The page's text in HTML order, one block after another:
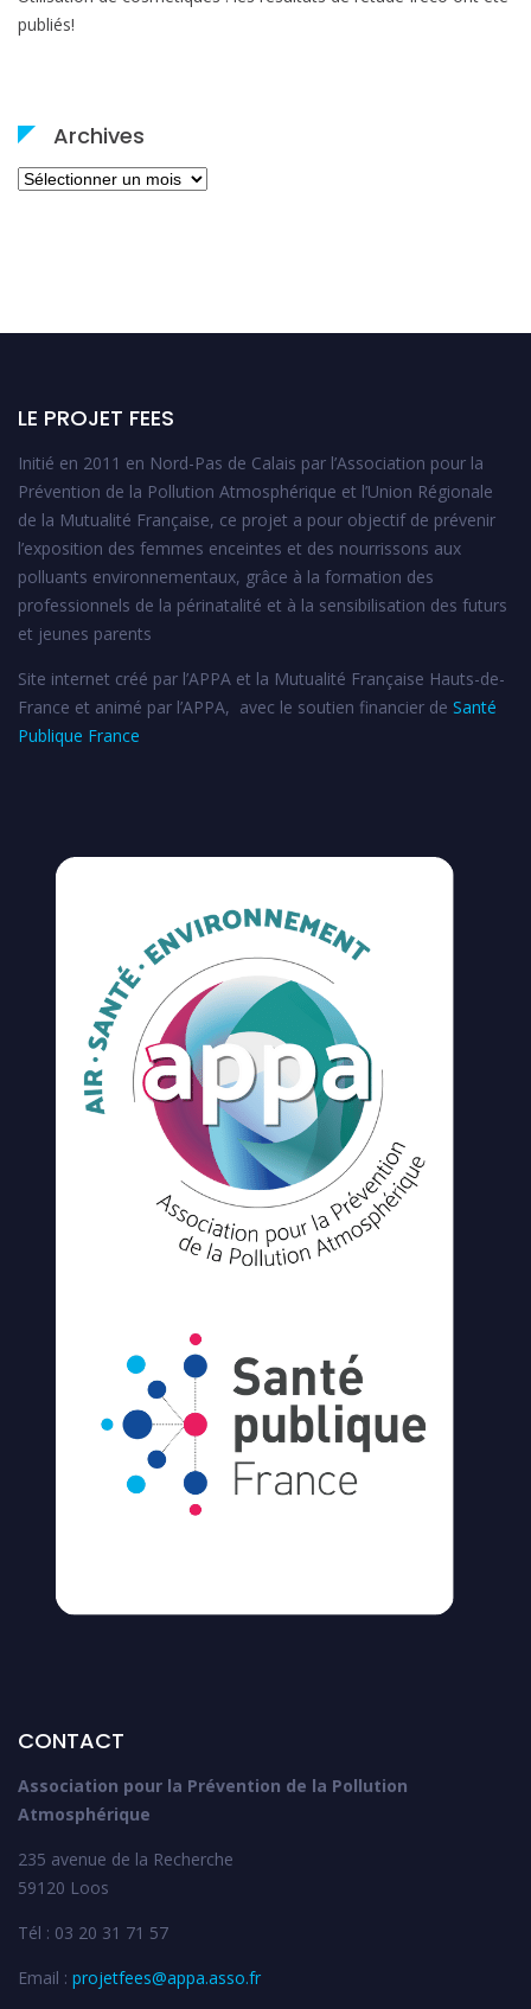
publiés!
Archives
Archives
LE PROJET FEES
Initié en 2011 en Nord-Pas de Calais par l’Association pour la
Prévention de la Pollution Atmosphérique et l’Union Régionale
de la Mutualité Française, ce projet a pour objectif de prévenir
l’exposition des femmes enceintes et des nourrissons aux
polluants environnementaux, grâce à la formation des
professionnels de la périnatalité et à la sensibilisation des futurs
et jeunes parents
Site internet créé par l’APPA et la Mutualité Française Hauts-de-
France et animé par l’APPA, avec le soutien financier de Santé
Publique France
CONTACT
Association pour la Prévention de la Pollution
Atmosphérique
235 avenue de la Recherche
59120 Loos
Tél : 03 20 31 71 57
Email : projetfees@appa.asso.fr